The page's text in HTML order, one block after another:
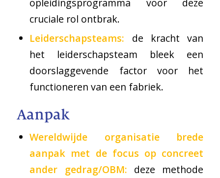
opleidingsprogramma voor deze
cruciale rol ontbrak.
Leiderschapsteams: de kracht van
het leiderschapsteam bleek een
doorslaggevende factor voor het
functioneren van een fabriek.
Aanpak
Wereldwijde organisatie brede
aanpak met de focus op concreet
ander gedrag/OBM: deze methode